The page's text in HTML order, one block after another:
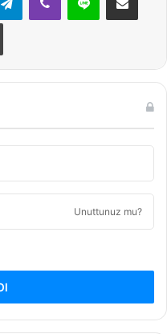
Yazdır
Unuttunuz mu?